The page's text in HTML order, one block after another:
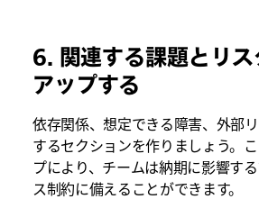
6. 関連する課題とリス
アップする
依存関係、想定できる障害、外部
するセクションを作りましょう。
プにより、チームは納期に影響す
ス制約に備えることができます。